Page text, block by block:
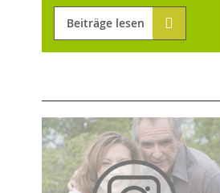
Beiträge lesen